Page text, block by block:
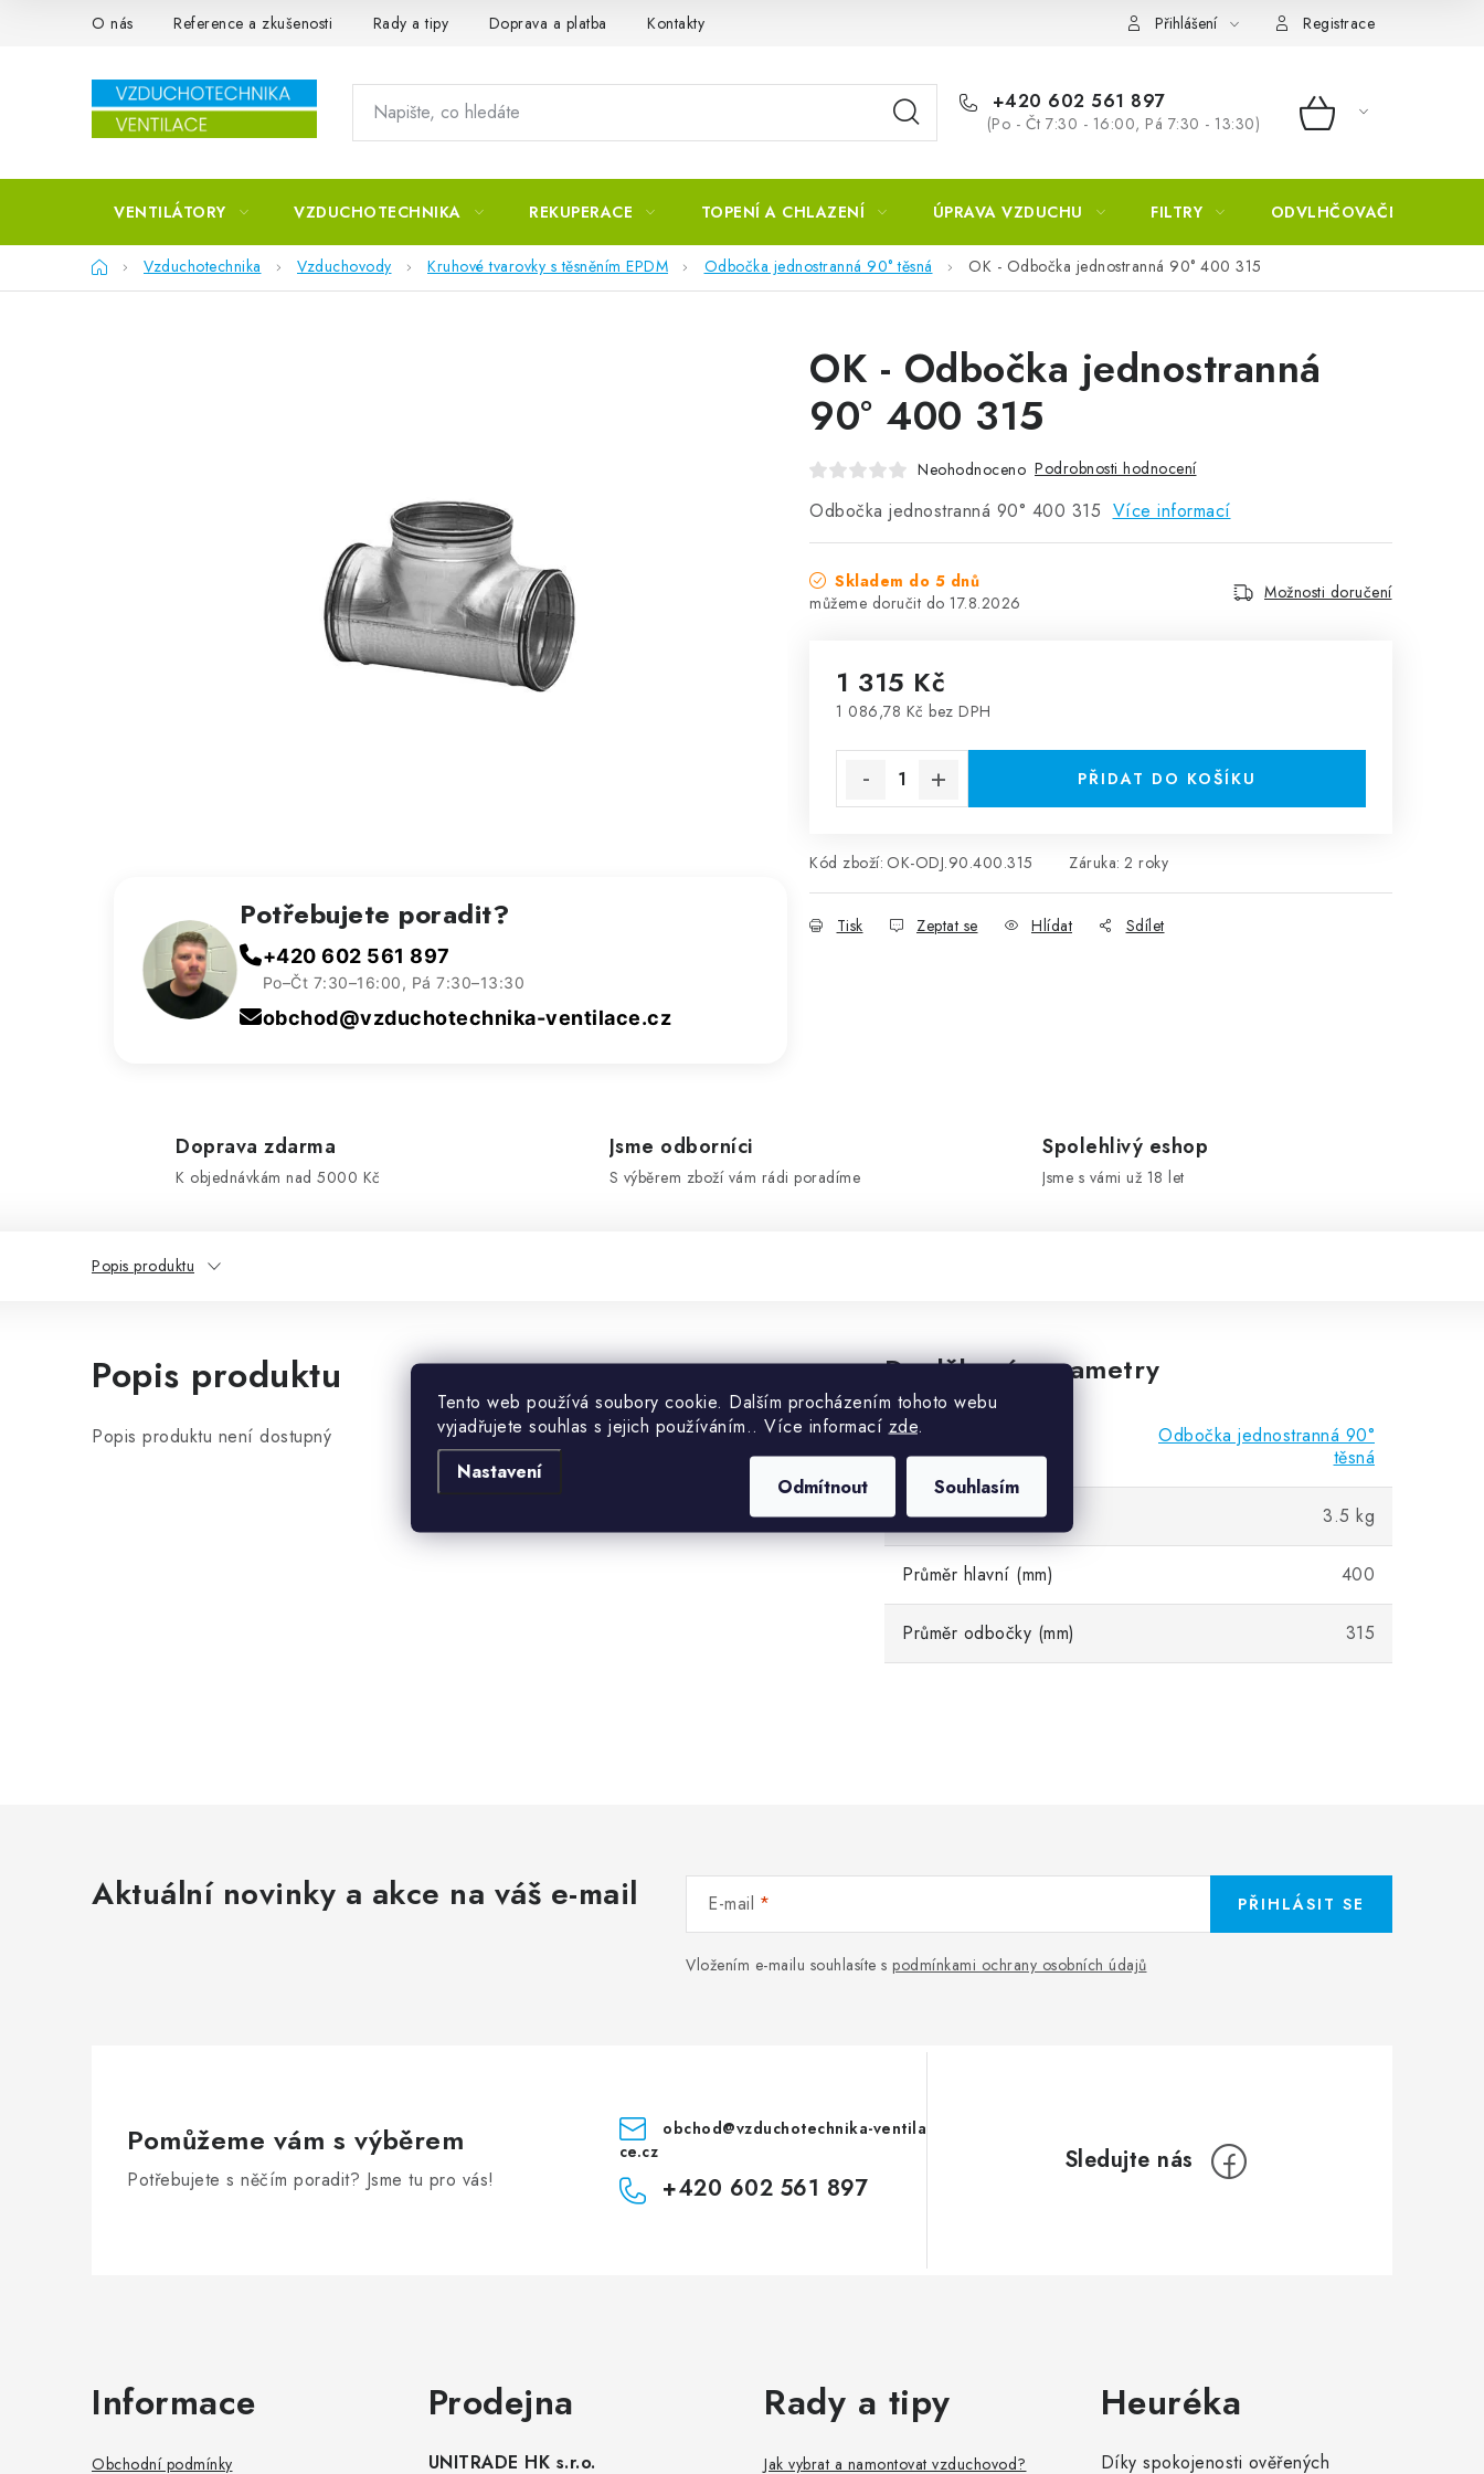
Tento web používá soubory cookie. Dalším procházením tohoto webu
vyjadřujete souhlas s jejich používáním.. Více informací zde.
Nastavení
Odmítnout Souhlasím
Přejít na obsahO nás Reference a zkušenosti Rady a tipy Doprava a platba Kontakty Přihlášení Registrace
+420 602 561 897
(Po - Čt 7:30 - 16:00, Pá 7:30 - 13:30) NÁKUPNÍ
VENTILÁTORY VZDUCHOTECHNIKA REKUPERACE TOPENÍ A CHLAZENÍ ÚPRAVA VZDUCHU FILTRY ODVLHČOVAČE
DomůVzduchotechnika Vzduchovody Kruhové tvarovky s těsněním EPDM Odbočka jednostranná 90° těsná OK - Odbočka jednostranná 90° 400 315
OK - Odbočka jednostranná
90° 400 315
Neohodnoceno Podrobnosti hodnocení
Odbočka jednostranná 90° 400 315 Více informací
Skladem do 5 dnů
17.8.2026
Možnosti doručení
1 315 Kč
1 086,78 Kč bez DPH
PŘIDAT DO KOŠÍKU
Kód zboží: OK-ODJ.90.400.315 Záruka: 2 roky
Tisk Zeptat se Hlídat Sdílet
Potřebujete poradit?
+420 602 561 897
Po–Čt 7:30–16:00, Pá 7:30–13:30
obchod@vzduchotechnika-ventilace.cz
Doprava zdarma
K objednávkám nad 5000 Kč
Jsme odborníci
S výběrem zboží vám rádi poradíme
Spolehlivý eshop
Jsme s vámi už 18 let
Popis produktu
Popis produktu
Popis produktu není dostupný
Doplňkové parametry
Odbočka jednostranná 90°
těsná
Hmotnost 3.5 kg
Průměr hlavní (mm) 400
Průměr odbočky (mm) 315
Aktuální novinky a akce na váš e-mail E-mail
Vložením e-mailu souhlasíte s podmínkami ochrany osobních údajů
PŘIHLÁSIT SE
Pomůžeme vám s výběrem
Potřebujete s něčím poradit? Jsme tu pro vás!
obchod@vzduchotechnika-ventila
ce.cz
+420 602 561 897
Informace
Obchodní podmínky
Prodejna
UNITRADE HK s.r.o.
Rady a tipy
Jak vybrat a namontovat vzduchovod?
Heuréka
Díky spokojenosti ověřených